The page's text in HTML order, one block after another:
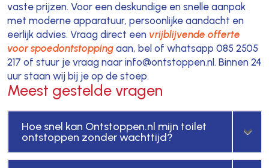
vaste prijzen. Voor een deskundige en snelle aanpak
met moderne apparatuur, persoonlijke aandacht en
eerlijk advies. Vraag direct een vrijblijvende offerte
voor spoedontstoppingaan, bel of whatsapp 085 2505
217 of stuur je vraag naar info@ontstoppen.nl. Binnen 24
uur staan wij bij je op de stoep.
Meest gestelde vragen
Hoe snel kan Ontstoppen.nl mijn toilet
ontstoppen zonder wachttijd?